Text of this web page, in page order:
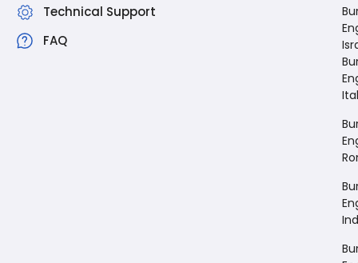
Technical Support
FAQ